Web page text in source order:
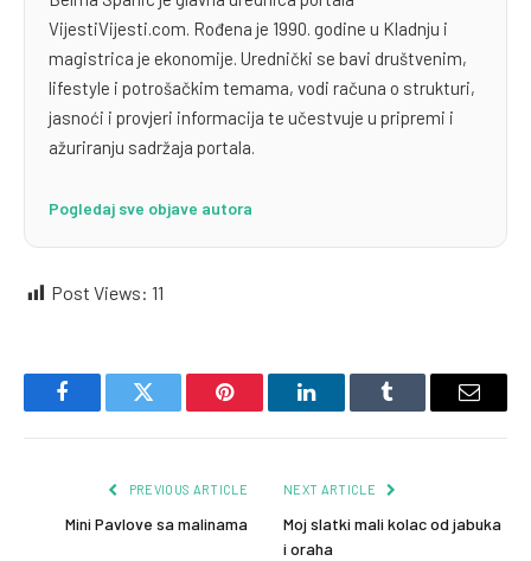
VijestiVijesti.com. Rođena je 1990. godine u Kladnju i
magistrica je ekonomije. Urednički se bavi društvenim,
lifestyle i potrošačkim temama, vodi računa o strukturi,
jasnoći i provjeri informacija te učestvuje u pripremi i
ažuriranju sadržaja portala.
Pogledaj sve objave autora
Post Views: 11
FacebookTwitter Pinterest LinkedInTumblr Email
PREVIOUS ARTICLE
Mini Pavlove sa malinama
NEXT ARTICLE
Moj slatki mali kolac od jabuka
i oraha